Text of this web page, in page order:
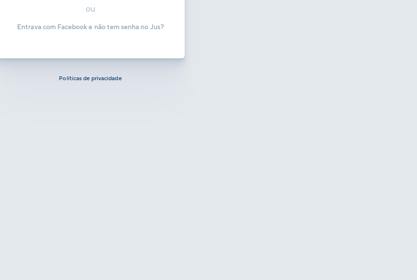
ou
Entrava com Facebook e não tem senha no Jus?
Políticas de privacidade